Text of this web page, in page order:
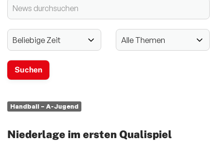
Handball – A-Jugend
Niederlage im ersten Qualispiel
2024 - 125-jähriges Jubiläum
Mitglieder-Service
Verantwortung